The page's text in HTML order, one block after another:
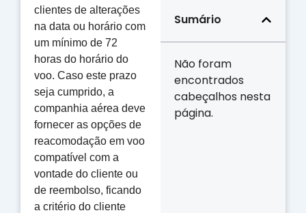
clientes de alterações
na data ou horário com
um mínimo de 72
horas do horário do
voo. Caso este prazo
seja cumprido, a
companhia aérea deve
fornecer as opções de
reacomodação em voo
compatível com a
vontade do cliente ou
de reembolso, ficando
a critério do cliente
Sumário
Não foram
encontrados
cabeçalhos nesta
página.